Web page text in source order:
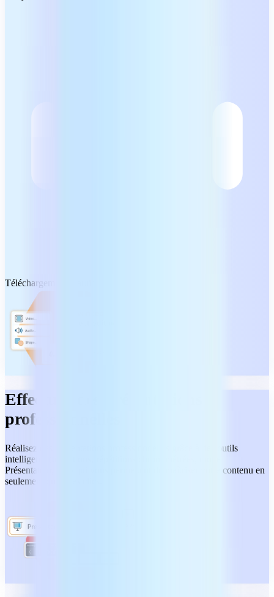
Téléchargement gratuit
Effectuez des présentations
professionnelles
Réalisez des présentations professionnelles grâce à des outils
intelligents (transitions, répétitions chronométrées, mode
Présentateur, etc.) qui vous permettent de maîtriser votre contenu en
seulement quelques clics.